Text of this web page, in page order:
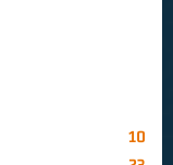
10